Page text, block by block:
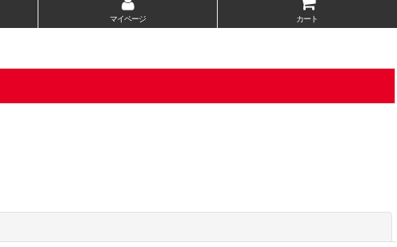
マイページ カート